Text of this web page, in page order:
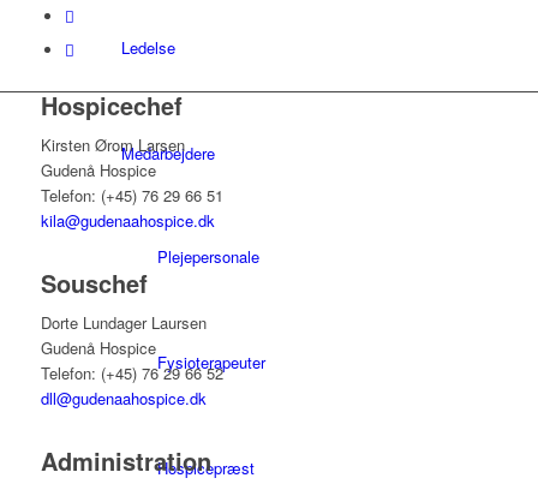
Ledelse
Medarbejdere
Plejepersonale
Fysioterapeuter
Hospicepræst
Hospicechef
Kirsten Ørom Larsen
Gudenå Hospice
Telefon: (+45) 76 29 66 51
kila@gudenaahospice.dk
Souschef
Dorte Lundager Laursen
Gudenå Hospice
Telefon: (+45) 76 29 66 52
dll@gudenaahospice.dk
Administration